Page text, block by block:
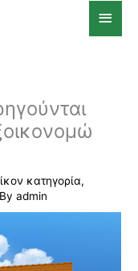
Main
κατηγορία,
admin